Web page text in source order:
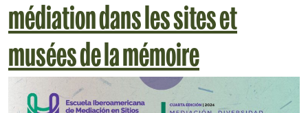
médiation dans les sites et
musées de la mémoire